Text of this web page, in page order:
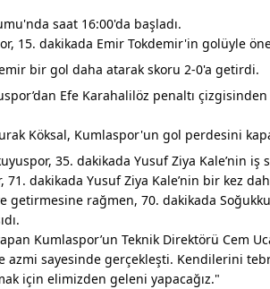
saat 16:00'da başladı.
15. dakikada Emir Tokdemir'in golüyle
bir gol daha atarak skoru 2-0'a getirdi.
Efe Karahalilöz penaltı çizgisinden
Köksal, Kumlaspor'un gol perdesini
35. dakikada Yusuf Ziya Kale’nin iş
dakikada Yusuf Ziya Kale’nin bir kez
getirmesine rağmen, 70. dakikada
Kumlaspor’un Teknik Direktörü Cem
azmi sayesinde gerçekleşti. Kendilerini
için elimizden geleni yapacağız."